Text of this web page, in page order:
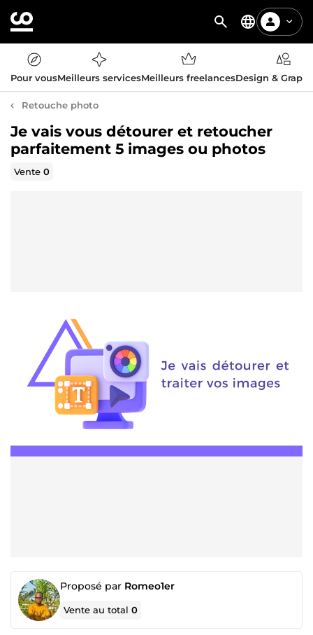
Pour vousMeilleurs servicesMeilleurs freelancesDesign &
Retouche photo
Je vais vous détourer et retoucher
parfaitement 5 images ou photos
Vente0
Proposé par Romeo1er
Vente au total0